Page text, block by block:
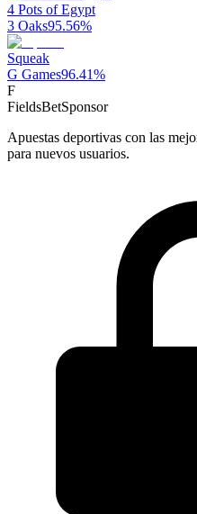
4 Pots of Egypt
3 Oaks95.56%
Squeak
G Games96.41%
F
FieldsBetSponsor
Apuestas deportivas con las
para nuevos usuarios.